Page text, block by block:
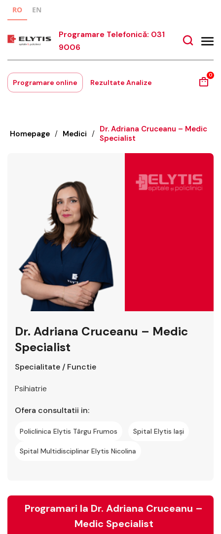
RO EN
Programare Telefonică: 031
9006
Programare online Rezultate Analize
0
Homepage / Medici / Dr. Adriana Cruceanu – Medic
Specialist
Dr. Adriana Cruceanu – Medic
Specialist
Specialitate / Functie
Psihiatrie
Ofera consultatii in:
Policlinica Elytis Târgu Frumos Spital Elytis Iași
Spital Multidisciplinar Elytis Nicolina
Programari la Dr. Adriana Cruceanu –
Medic Specialist